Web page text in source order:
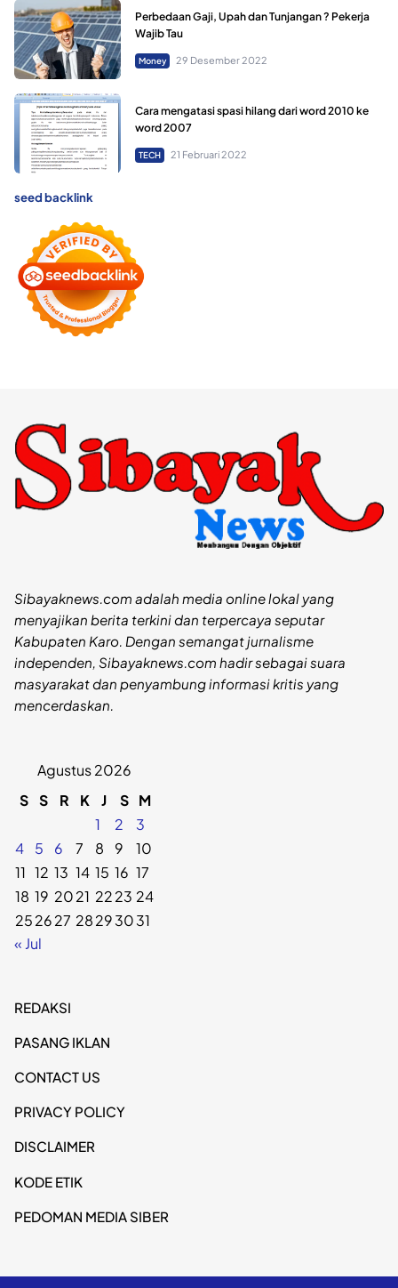
Perbedaan Gaji, Upah dan Tunjangan ? Pekerja
Wajib Tau
Money 29 Desember 2022
Cara mengatasi spasi hilang dari word 2010 ke
word 2007
TECH 21 Februari 2022
seed backlink
Sibayaknews.com adalah media online lokal yang
menyajikan berita terkini dan terpercaya seputar
Kabupaten Karo. Dengan semangat jurnalisme
independen, Sibayaknews.com hadir sebagai suara
masyarakat dan penyambung informasi kritis yang
mencerdaskan.
Agustus 2026
S S R K J S M
1
2
3
4
5 6 7 8 9
10
11 12 13 14 15 16 17
18 19 2021 2223 24
252627 28293031
« Jul
REDAKSI
PASANG IKLAN
CONTACT US
PRIVACY POLICY
DISCLAIMER
KODE ETIK
PEDOMAN MEDIA SIBER